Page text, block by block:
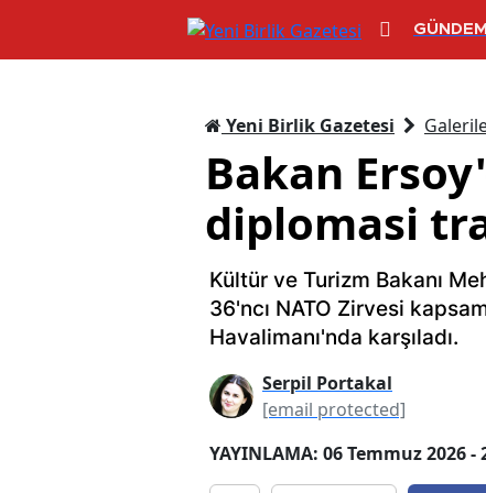
GÜNDEM
Yeni Birlik Gazetesi
Bakan
diplomasi
Kültür ve Turizm Bakanı
36'ncı NATO Zirvesi
Havalimanı'nda karşıladı.
Serpil Portakal
[email protected]
YAYINLAMA: 06 Temmuz 2026 -